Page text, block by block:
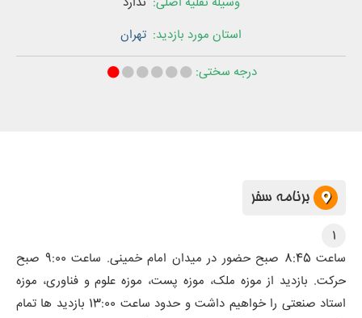
استان‌ مورد بازدید: تهران
درجه سختی:
برنامه سفر
1
ساعت 8:45 صبح حضور در میدان امام خمینی. ساعت 9:00 صبح
حرکت. بازدید از موزه ملک، موزه پست، موزه علوم و فناوری، موزه
استاد صنعتی را خواهیم داشت و حدود ساعت 13:00 بازدید ها تمام